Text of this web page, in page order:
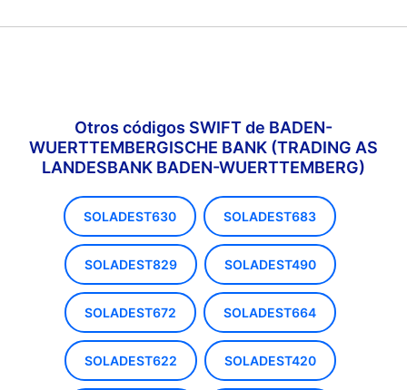
Otros códigos SWIFT de BADEN-
WUERTTEMBERGISCHE BANK (TRADING AS
LANDESBANK BADEN-WUERTTEMBERG)
SOLADEST630 SOLADEST683
SOLADEST829 SOLADEST490
SOLADEST672 SOLADEST664
SOLADEST622 SOLADEST420